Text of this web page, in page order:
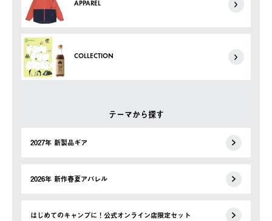
APPAREL
COLLECTION
テーマから探す
2027年 新製品ギア
2026年 新作春夏アパレル
はじめてのキャンプに！公式オンライン店限定セット